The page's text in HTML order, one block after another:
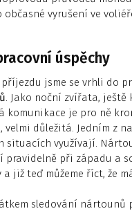
občasné vyrušení ve
úspěchy
jsme se vrhli do
. Jako noční zvířata, ještě
komunikace je pro ně
velmi důležitá. Jedním z
situacích využívají.
pravidelně při západu a
a již teď můžeme říct, že
sledování nártounů